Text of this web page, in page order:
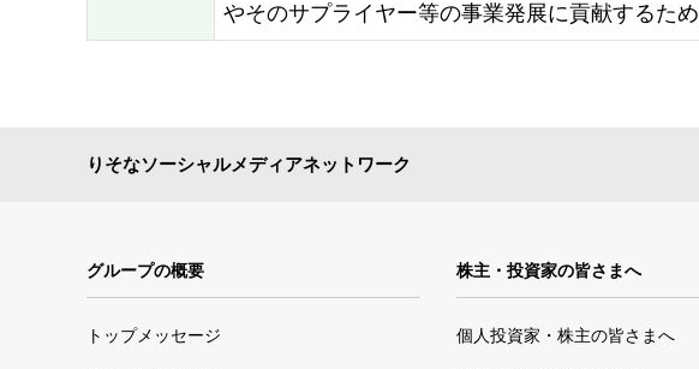
やそのサプライヤー等の事業発展に貢献するため
りそなソーシャルメディアネットワーク
グループの概要
トップメッセージ
株主・投資家の皆さまへ
個人投資家・株主の皆さまへ